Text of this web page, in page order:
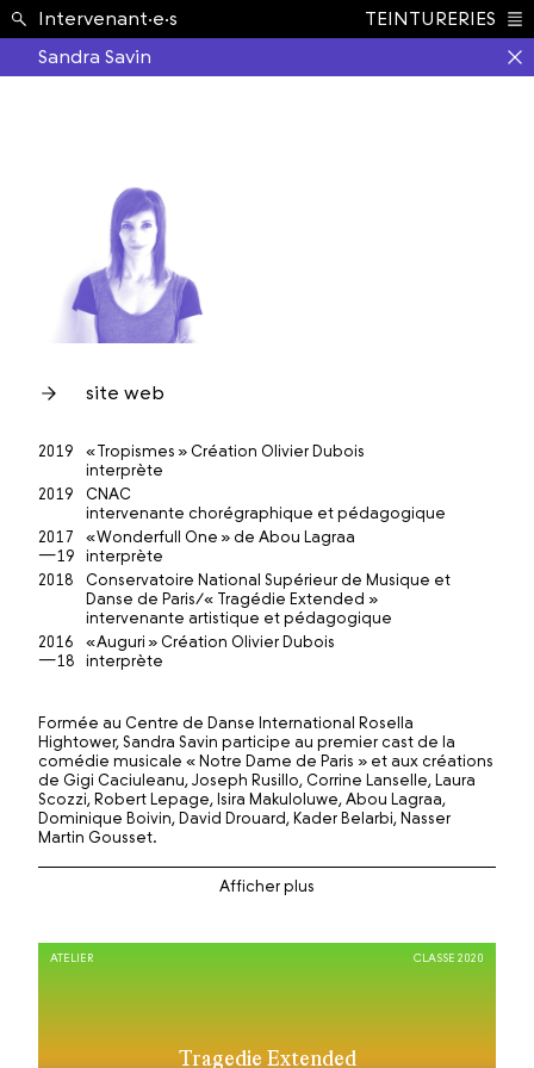
École ›
Intervenant·e·s
TEINTURERIES
Sandra Savin
site web
2019
« Tropismes » Création Olivier Dubois
interprète
2019
CNAC
intervenante chorégraphique et pédagogique
2017
—19
« Wonderfull One » de Abou Lagraa
interprète
2018
Conservatoire National Supérieur de Musique et
Danse de Paris/« Tragédie Extended »
intervenante artistique et pédagogique
2016
—18
« Auguri » Création Olivier Dubois
interprète
Formée au Centre de Danse International Rosella
Hightower, Sandra Savin participe au premier cast de la
comédie musicale « Notre Dame de Paris » et aux créations
de Gigi Caciuleanu, Joseph Rusillo, Corrine Lanselle, Laura
Scozzi, Robert Lepage, Isira Makuloluwe, Abou Lagraa,
Dominique Boivin, David Drouard, Kader Belarbi, Nasser
Martin Gousset.
Elle Collabore avec Olivier Dubois depuis les créations de
« Révolution » et « Tragédie », elle est interprète dans la
création 2019.
Tragedie Extended
ATELIER CLASSE 2020